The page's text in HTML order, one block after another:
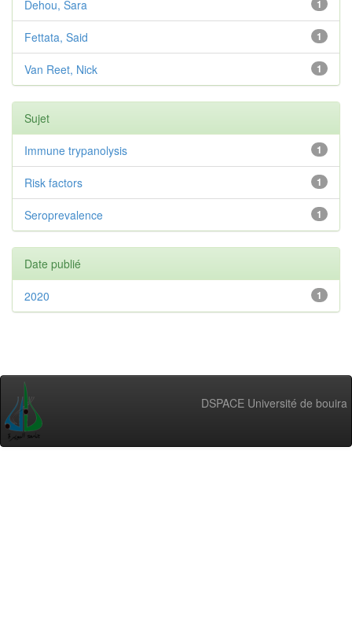
1
Dehou, Sara
1
Fettata, Said
1
Van Reet, Nick
Sujet
1
Immune trypanolysis
1
Risk factors
1
Seroprevalence
Date publié
1
2020
DSPACE Université de bouira